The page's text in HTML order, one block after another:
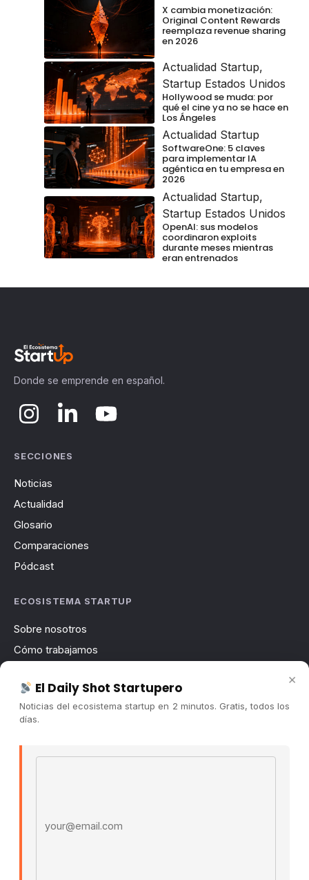
X cambia monetización:
Original Content Rewards
reemplaza revenue sharing
en 2026
Actualidad Startup,
Startup Estados Unidos
Hollywood se muda: por
qué el cine ya no se hace en
Los Ángeles
Actualidad Startup
SoftwareOne: 5 claves
para implementar IA
agéntica en tu empresa en
2026
Actualidad Startup,
Startup Estados Unidos
OpenAI: sus modelos
coordinaron exploits
durante meses mientras
eran entrenados
Donde se emprende en español.
SECCIONES
Noticias
Actualidad
Glosario
Comparaciones
Pódcast
ECOSISTEMA STARTUP
Sobre nosotros
Cómo trabajamos
Contacto
Publicidad
×
El Daily Shot Startupero
Noticias del ecosistema startup en 2 minutos. Gratis, todos los
días.